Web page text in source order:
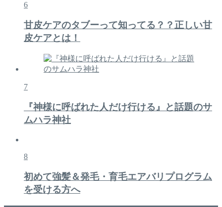
6
甘皮ケアのタブーって知ってる？？正しい甘
皮ケアとは！
7
『神様に呼ばれた人だけ行ける』と話題のサ
ムハラ神社
8
初めて強髪＆発毛・育毛エアバリプログラム
を受ける方へ